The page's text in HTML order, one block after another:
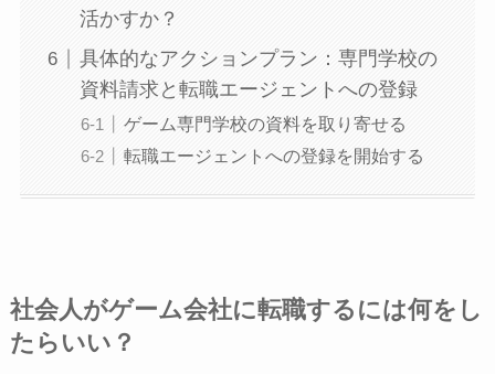
活かすか？
具体的なアクションプラン：専門学校の
資料請求と転職エージェントへの登録
ゲーム専門学校の資料を取り寄せる
転職エージェントへの登録を開始する
社会人がゲーム会社に転職するには何をし
たらいい？